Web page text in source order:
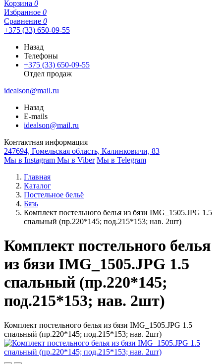
Корзина 0
Избранное 0
Сравнение 0
+375 (33) 650-09-55
Назад
Телефоны
+375 (33) 650-09-55
Отдел продаж
idealson@mail.ru
Назад
E-mails
idealson@mail.ru
Контактная информация
247694, Гомельская область, Калинковичи, 83
Мы в Instagram Мы в Viber Мы в Telegram
Главная
Каталог
Постельное бельё
Бязь
Комплект постельного белья из бязи IMG_1505.JPG 1.5
спальный (пр.220*145; под.215*153; нав. 2шт)
Комплект постельного белья
из бязи IMG_1505.JPG 1.5
спальный (пр.220*145;
под.215*153; нав. 2шт)
Комплект постельного белья из бязи IMG_1505.JPG 1.5
спальный (пр.220*145; под.215*153; нав. 2шт)